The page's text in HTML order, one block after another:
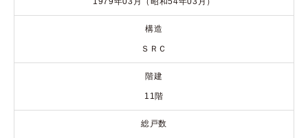
構造
ＳＲＣ
階建
11階
総戸数